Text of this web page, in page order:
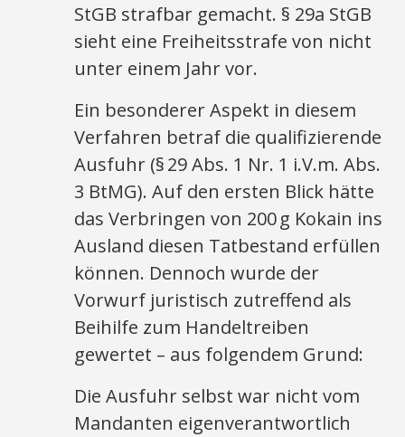
StGB strafbar gemacht. § 29a StGB
sieht eine Freiheitsstrafe von nicht
unter einem Jahr vor.
Ein besonderer Aspekt in diesem
Verfahren betraf die qualifizierende
Ausfuhr (§ 29 Abs. 1 Nr. 1 i.V.m. Abs.
3 BtMG). Auf den ersten Blick hätte
das Verbringen von 200 g Kokain ins
Ausland diesen Tatbestand erfüllen
können. Dennoch wurde der
Vorwurf juristisch zutreffend als
Beihilfe zum Handeltreiben
gewertet – aus folgendem Grund:
Die Ausfuhr selbst war nicht vom
Mandanten eigenverantwortlich